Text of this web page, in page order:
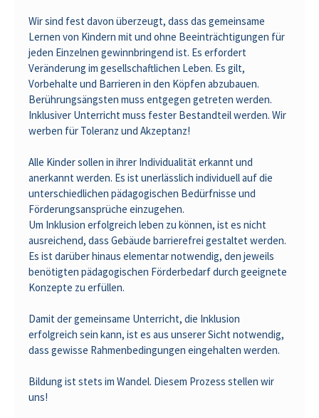
Wir sind fest davon überzeugt, dass das gemeinsame
Lernen von Kindern mit und ohne Beeinträchtigungen für
jeden Einzelnen gewinnbringend ist. Es erfordert
Veränderung im gesellschaftlichen Leben. Es gilt,
Vorbehalte und Barrieren in den Köpfen abzubauen.
Berührungsängsten muss entgegen getreten werden.
Inklusiver Unterricht muss fester Bestandteil werden. Wir
werben für Toleranz und Akzeptanz!
Alle Kinder sollen in ihrer Individualität erkannt und
anerkannt werden. Es ist unerlässlich individuell auf die
unterschiedlichen pädagogischen Bedürfnisse und
Förderungsansprüche einzugehen.
Um Inklusion erfolgreich leben zu können, ist es nicht
ausreichend, dass Gebäude barrierefrei gestaltet werden.
Es ist darüber hinaus elementar notwendig, den jeweils
benötigten pädagogischen Förderbedarf durch geeignete
Konzepte zu erfüllen.
Damit der gemeinsame Unterricht, die Inklusion
erfolgreich sein kann, ist es aus unserer Sicht notwendig,
dass gewisse Rahmenbedingungen eingehalten werden.
Bildung ist stets im Wandel. Diesem Prozess stellen wir
uns!